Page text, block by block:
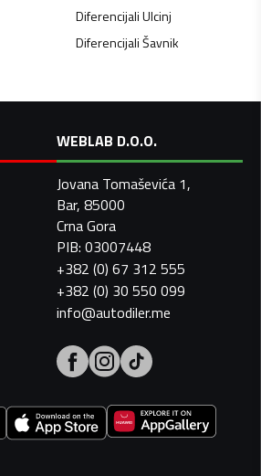
DiferencijaliUlcinj
DiferencijaliŠavnik
WEBLAB D.O.O.
Jovana Tomaševića 1,
Bar, 85000
Crna Gora
PIB: 03007448
+382 (0) 67 312 555
+382 (0) 30 550 099
info@autodiler.me